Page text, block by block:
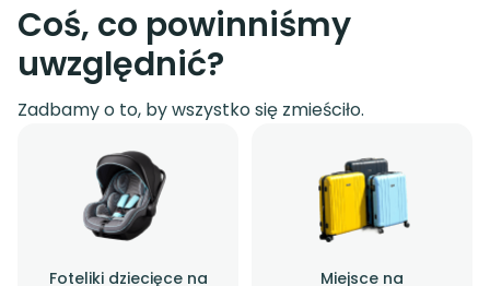
Coś, co powinniśmy
uwzględnić?
Zadbamy o to, by wszystko się zmieściło.
Foteliki dziecięce na
Miejsce na